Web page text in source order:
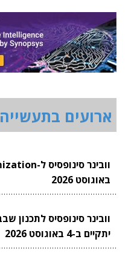
ארועים בתעשייה
באוגוסט 2026
יתקיים ב-4 באוגוסט 2026